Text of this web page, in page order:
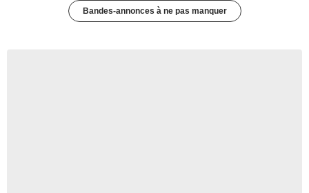
Bandes-annonces à ne pas manquer